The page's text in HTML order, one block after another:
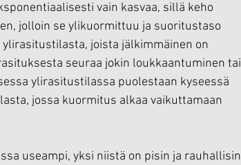
vain kasvaa, sillä keho
jolloin se ylikuormittuu ja suoritustaso
joista jälkimmäinen on
seuraa jokin loukkaantuminen tai
ylirasitustilassa puolestaan kyseessä
jossa kuormitus alkaa vaikuttamaan
useampi, yksi niistä on pisin ja rauhallisin